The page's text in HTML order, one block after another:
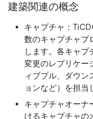
建築関連の概念
キャプチャ：
数のキャプチャプ
します。各キャプ
変更のレプリケー
ィブプル、ダウン
ョンなど）を担当
キャプチャオーナ
けるキャプチャの